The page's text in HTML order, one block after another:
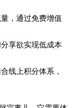
，通过免费增值
享欲实现低成本
线上积分体系，